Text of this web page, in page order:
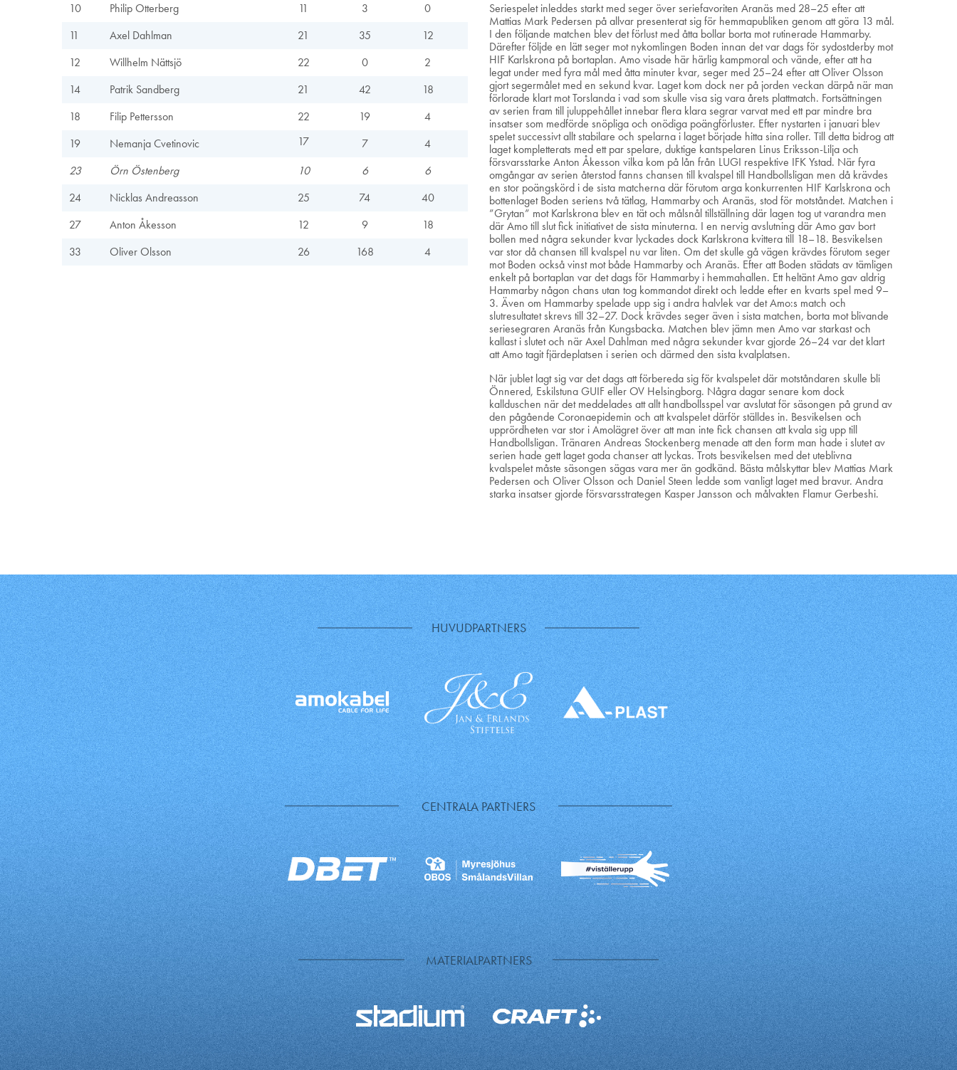
10
Philip Otterberg 11 3
0
11
Axel Dahlman 21 35
12
12
Willhelm Nättsjö 22 0
2
14
Patrik Sandberg 21 42
18
18
Filip Pettersson 22 19
4
19
Nemanja Cvetinovic 17 7
4
23
Örn Östenberg 10 6
6
24
Nicklas Andreasson 25 74
40
27
Anton Åkesson 12 9
18
33
Oliver Olsson 26 168 4
Seriespelet inleddes starkt med seger över seriefavoriten Aranäs med 28–25 efter att
Mattias Mark Pedersen på allvar presenterat sig för hemmapubliken genom att göra 13 mål.
I den följande matchen blev det förlust med åtta bollar borta mot rutinerade Hammarby.
Därefter följde en lätt seger mot nykomlingen Boden innan det var dags för sydostderby mot
HIF Karlskrona på bortaplan. Amo visade här härlig kampmoral och vände, efter att ha
legat under med fyra mål med åtta minuter kvar, seger med 25–24 efter att Oliver Olsson
gjort segermålet med en sekund kvar. Laget kom dock ner på jorden veckan därpå när man
förlorade klart mot Torslanda i vad som skulle visa sig vara årets plattmatch. Fortsättningen
av serien fram till juluppehållet innebar flera klara segrar varvat med ett par mindre bra
insatser som medförde snöpliga och onödiga poängförluster. Efter nystarten i januari blev
spelet successivt allt stabilare och spelarna i laget började hitta sina roller. Till detta bidrog att
laget kompletterats med ett par spelare, duktige kantspelaren Linus Eriksson-Lilja och
försvarsstarke Anton Åkesson vilka kom på lån från LUGI respektive IFK Ystad. När fyra
omgångar av serien återstod fanns chansen till kvalspel till Handbollsligan men då krävdes
en stor poängskörd i de sista matcherna där förutom arga konkurrenten HIF Karlskrona och
bottenlaget Boden seriens två tätlag, Hammarby och Aranäs, stod för motståndet. Matchen i
”Grytan” mot Karlskrona blev en tät och målsnål tillställning där lagen tog ut varandra men
där Amo till slut fick initiativet de sista minuterna. I en nervig avslutning där Amo gav bort
bollen med några sekunder kvar lyckades dock Karlskrona kvittera till 18–18. Besvikelsen
var stor då chansen till kvalspel nu var liten. Om det skulle gå vägen krävdes förutom seger
mot Boden också vinst mot både Hammarby och Aranäs. Efter att Boden städats av tämligen
enkelt på bortaplan var det dags för Hammarby i hemmahallen. Ett heltänt Amo gav aldrig
Hammarby någon chans utan tog kommandot direkt och ledde efter en kvarts spel med 9–
3. Även om Hammarby spelade upp sig i andra halvlek var det Amo:s match och
slutresultatet skrevs till 32–27. Dock krävdes seger även i sista matchen, borta mot blivande
seriesegraren Aranäs från Kungsbacka. Matchen blev jämn men Amo var starkast och
kallast i slutet och när Axel Dahlman med några sekunder kvar gjorde 26–24 var det klart
att Amo tagit fjärdeplatsen i serien och därmed den sista kvalplatsen.
När jublet lagt sig var det dags att förbereda sig för kvalspelet där motståndaren skulle bli
Önnered, Eskilstuna GUIF eller OV Helsingborg. Några dagar senare kom dock
kallduschen när det meddelades att allt handbollsspel var avslutat för säsongen på grund av
den pågående Coronaepidemin och att kvalspelet därför ställdes in. Besvikelsen och
upprördheten var stor i Amolägret över att man inte fick chansen att kvala sig upp till
Handbollsligan. Tränaren Andreas Stockenberg menade att den form man hade i slutet av
serien hade gett laget goda chanser att lyckas. Trots besvikelsen med det uteblivna
kvalspelet måste säsongen sägas vara mer än godkänd. Bästa målskyttar blev Mattias Mark
Pedersen och Oliver Olsson och Daniel Steen ledde som vanligt laget med bravur. Andra
starka insatser gjorde försvarsstrategen Kasper Jansson och målvakten Flamur Gerbeshi.
HUVUDPARTNERS
CENTRALA PARTNERS
MATERIALPARTNERS